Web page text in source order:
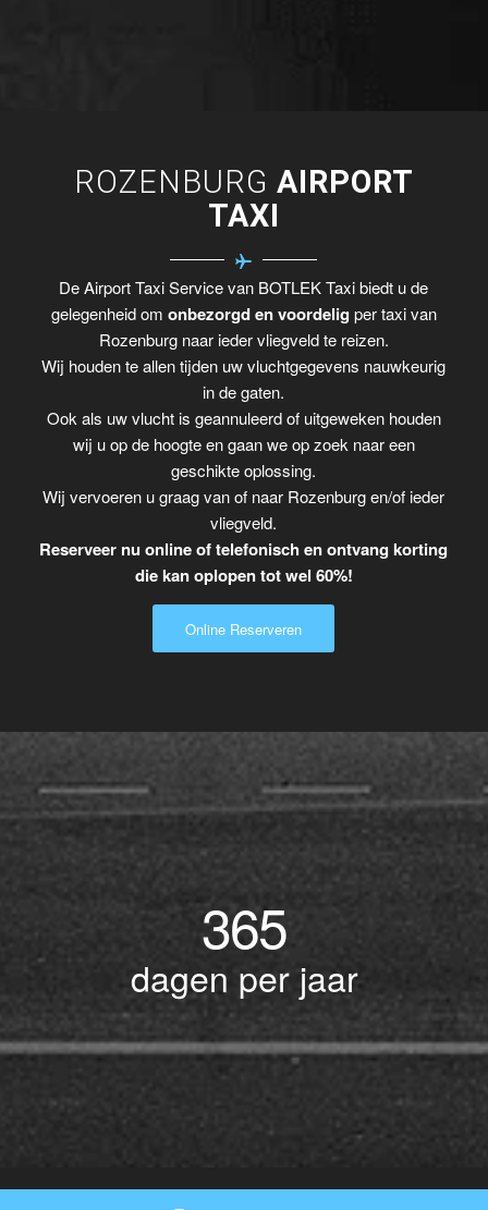
ROZENBURG AIRPORT
TAXI
De Airport Taxi Service van BOTLEK Taxi biedt u de
gelegenheid om onbezorgd en voordelig per taxi van
Rozenburg naar ieder vliegveld te reizen.
Wij houden te allen tijden uw vluchtgegevens nauwkeurig
in de gaten.
Ook als uw vlucht is geannuleerd of uitgeweken houden
wij u op de hoogte en gaan we op zoek naar een
geschikte oplossing.
Wij vervoeren u graag van of naar Rozenburg en/of ieder
vliegveld.
Reserveer nu online of telefonisch en ontvang korting
die kan oplopen tot wel 60%!
Online Reserveren
365
dagen per jaar